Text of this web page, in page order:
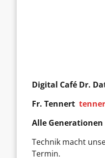
Digital Café Dr.
Fr. Tennert
Alle
Technik macht
Termin.